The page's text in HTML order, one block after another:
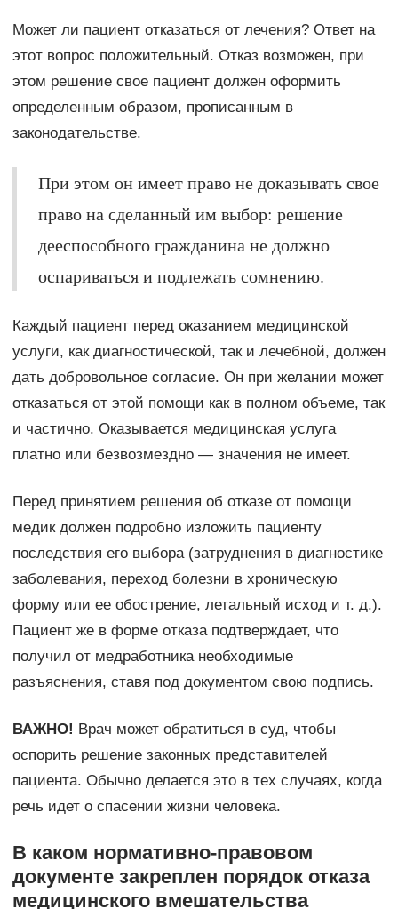
Может ли пациент отказаться от лечения? Ответ на
этот вопрос положительный. Отказ возможен, при
этом решение свое пациент должен оформить
определенным образом, прописанным в
законодательстве.
При этом он имеет право не доказывать свое
право на сделанный им выбор: решение
дееспособного гражданина не должно
оспариваться и подлежать сомнению.
Каждый пациент перед оказанием медицинской
услуги, как диагностической, так и лечебной, должен
дать добровольное согласие. Он при желании может
отказаться от этой помощи как в полном объеме, так
и частично. Оказывается медицинская услуга
платно или безвозмездно — значения не имеет.
Перед принятием решения об отказе от помощи
медик должен подробно изложить пациенту
последствия его выбора (затруднения в диагностике
заболевания, переход болезни в хроническую
форму или ее обострение, летальный исход и т. д.).
Пациент же в форме отказа подтверждает, что
получил от медработника необходимые
разъяснения, ставя под документом свою подпись.
ВАЖНО! Врач может обратиться в суд, чтобы
оспорить решение законных представителей
пациента. Обычно делается это в тех случаях, когда
речь идет о спасении жизни человека.
В каком нормативно-правовом
документе закреплен порядок отказа
медицинского вмешательства